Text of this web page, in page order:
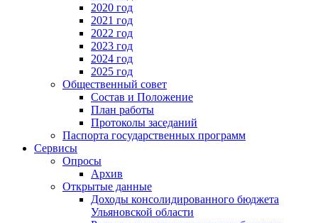
2020 год
2021 год
2022 год
2023 год
2024 год
2025 год
Общественный совет
Состав и Положение
План работы
Протоколы заседаний
Паспорта государственных программ
Сервисы
Опросы
Архив
Открытые данные
Доходы консолидированного бюджета
Ульяновской области